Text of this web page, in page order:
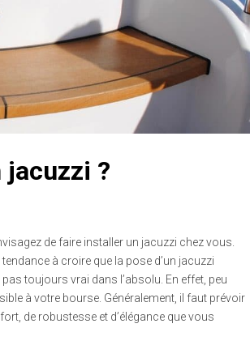
jacuzzi ?
de faire installer un jacuzzi chez vous.
à croire que la pose d’un jacuzzi
toujours vrai dans l’absolu. En effet, peu
à votre bourse. Généralement, il faut prévoir
de robustesse et d’élégance que vous